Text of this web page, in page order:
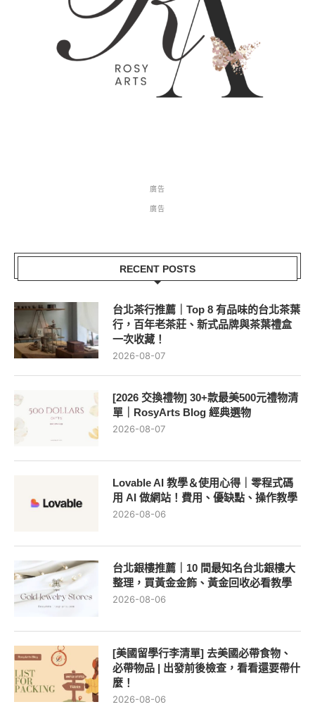
廣告
廣告
RECENT POSTS
台北茶行推薦｜Top 8 有品味的台北茶葉
行，百年老茶莊、新式品牌與茶葉禮盒
一次收藏！
2026-08-07
[2026 交換禮物] 30+款最美500元禮物清
單｜RosyArts Blog 經典選物
2026-08-07
Lovable AI 教學＆使用心得｜零程式碼
用 AI 做網站！費用、優缺點、操作教學
2026-08-06
台北銀樓推薦｜10 間最知名台北銀樓大
整理，買黃金金飾、黃金回收必看教學
2026-08-06
[美國留學行李清單] 去美國必帶食物、
必帶物品 | 出發前後檢查，看看還要帶什
麼！
2026-08-06